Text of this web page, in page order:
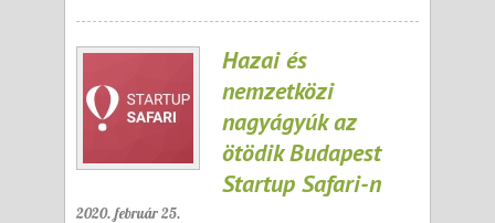
Hazai és
nemzetközi
nagyágyúk az
ötödik Budapest
Startup Safari-n
2020. február 25.